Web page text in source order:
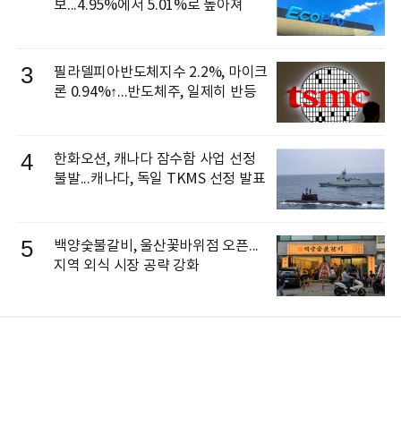
보...4.95%에서 5.01%로 높아져
3
필라델피아반도체지수 2.2%, 마이크
론 0.94%↑...반도체주, 일제히 반등
4
한화오션, 캐나다 잠수함 사업 선정
불발...캐나다, 독일 TKMS 선정 발표
5
백양숯불갈비, 울산꽃바위점 오픈...
지역 외식 시장 공략 강화